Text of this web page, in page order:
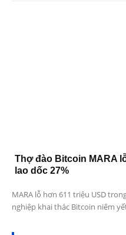
Thợ đào Bitcoin MARA
lao dốc 27%
MARA lỗ hơn 611 triệu USD
nghiệp khai thác Bitcoin niêm